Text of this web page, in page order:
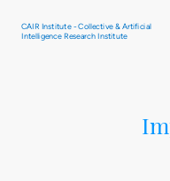
CAIR Institute - Collective & Artificial
Intelligence Research Institute